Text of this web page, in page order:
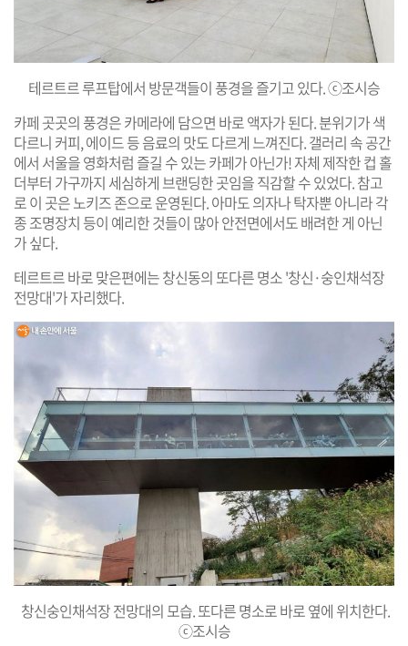
테르트르 루프탑에서 방문객들이 풍경을 즐기고 있다. ⓒ조시승
카페 곳곳의 풍경은 카메라에 담으면 바로 액자가 된다. 분위기가 색
다르니 커피, 에이드 등 음료의 맛도 다르게 느껴진다. 갤러리 속 공간
에서 서울을 영화처럼 즐길 수 있는 카페가 아닌가! 자체 제작한 컵 홀
더부터 가구까지 세심하게 브랜딩한 곳임을 직감할 수 있었다. 참고
로 이 곳은 노키즈 존으로 운영된다. 아마도 의자나 탁자뿐 아니라 각
종 조명장치 등이 예리한 것들이 많아 안전면에서도 배려한 게 아닌
가 싶다.
테르트르 바로 맞은편에는 창신동의 또다른 명소 '창신·숭인채석장
전망대'가 자리했다.
창신숭인채석장 전망대의 모습. 또다른 명소로 바로 옆에 위치한다.
ⓒ조시승